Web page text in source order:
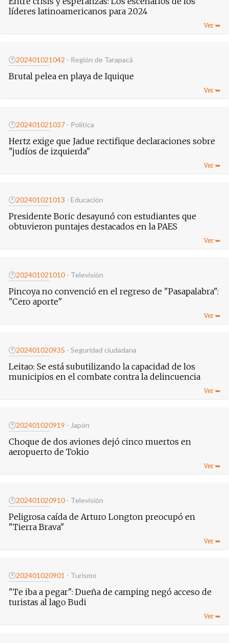
líderes latinoamericanos para 2024
🕐202401021042 - Región de Tarapacá
Brutal pelea en playa de Iquique
🕐202401021037 - Política
Hertz exige que Jadue rectifique declaraciones sobre
"judíos de izquierda"
🕐202401021013 - Educación
Presidente Boric desayunó con estudiantes que
obtuvieron puntajes destacados en la PAES
🕐202401021010 - Televisión
Pincoya no convenció en el regreso de "Pasapalabra":
"Cero aporte"
🕐202401020935 - Seguridad ciudadana
Leitao: Se está subutilizando la capacidad de los
municipios en el combate contra la delincuencia
🕐202401020919 - Japón
Choque de dos aviones dejó cinco muertos en
aeropuerto de Tokio
🕐202401020910 - Televisión
Peligrosa caída de Arturo Longton preocupó en
"Tierra Brava"
🕐202401020901 - Turismo
"Te iba a pegar": Dueña de camping negó acceso de
turistas al lago Budi